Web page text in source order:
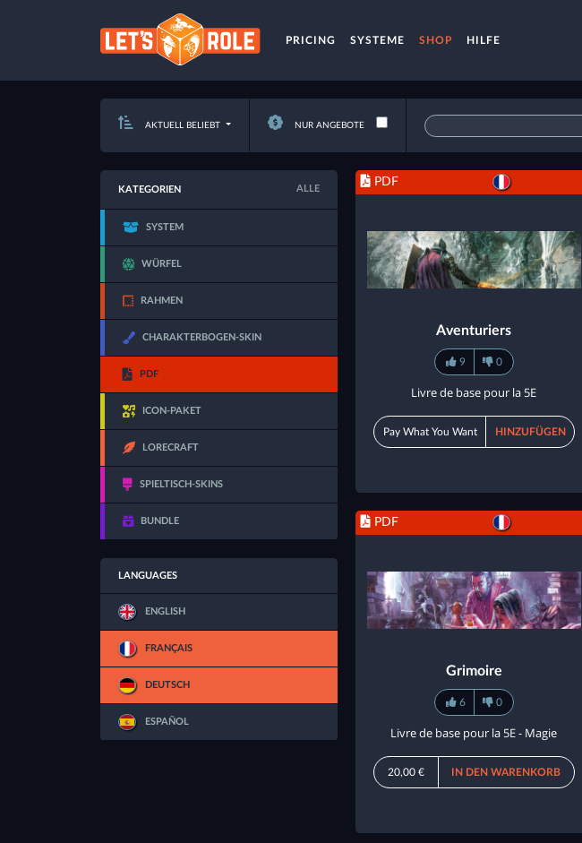
PRICING SYSTEME SHOP HILFE
AKTUELL BELIEBT NUR ANGEBOTE
KATEGORIEN ALLE
SYSTEM
WÜRFEL
RAHMEN
CHARAKTERBOGEN-SKIN
PDF
ICON-PAKET
LORECRAFT
SPIELTISCH-SKINS
BUNDLE
LANGUAGES
ENGLISH
FRANÇAIS
DEUTSCH
ESPAÑOL
PDF
Aventuriers
9 0
Livre de base pour la 5E
Pay What You Want HINZUFÜGEN
PDF
Grimoire
6 0
Livre de base pour la 5E - Magie
20,00 € IN DEN WARENKORB